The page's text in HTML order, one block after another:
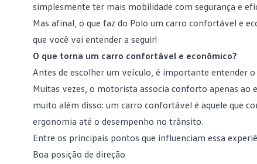
simplesmente ter mais mobilidade com segurança e
Mas afinal, o que faz do Polo um carro confortável e
que você vai entender a seguir!
O que torna um carro confortável e econômico?
Antes de escolher um veículo, é importante entender
Muitas vezes, o motorista associa conforto apenas ao
muito além disso: um carro confortável é aquele que
ergonomia até o desempenho no trânsito.
Entre os principais pontos que influenciam essa
Boa posição de direção